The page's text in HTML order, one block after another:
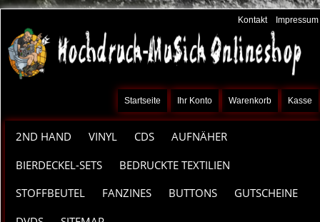
Kontakt Impressum
Kasse
Warenkorb
Ihr Konto
Startseite
2ND HAND VINYL CDS
AUFNÄHER
BIERDECKEL-SETS
BEDRUCKTE TEXTILIEN
STOFFBEUTEL
FANZINES BUTTONS
GUTSCHEINE